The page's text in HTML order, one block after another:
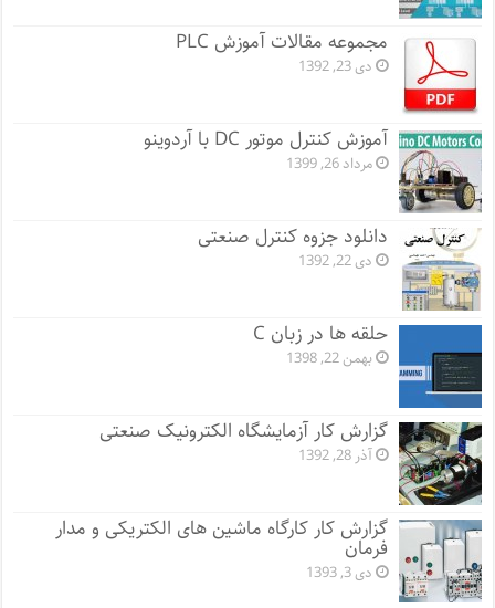
مجموعه مقالات آموزش PLC
دی 23, 1392
آموزش کنترل موتور DC با آردوینو
مرداد 26, 1399
دانلود جزوه کنترل صنعتی
دی 22, 1392
حلقه ها در زبان C
بهمن 22, 1398
گزارش کار آزمایشگاه الکترونیک صنعتی
آذر 28, 1392
گزارش کار کارگاه ماشین های الکتریکی و مدار
فرمان
دی 3, 1393